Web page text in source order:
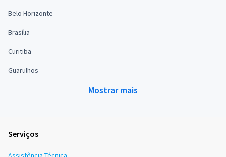
Belo Horizonte
Brasília
Curitiba
Guarulhos
Mostrar mais
Serviços